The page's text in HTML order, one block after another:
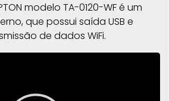
modelo TA-0120-WF é um
que possui saída USB e
de dados WiFi.